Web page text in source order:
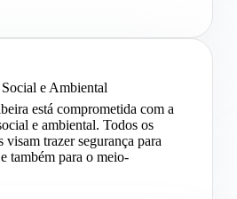
e Ambiental
está comprometida com a
e ambiental. Todos os
visam trazer segurança para
também para o meio-